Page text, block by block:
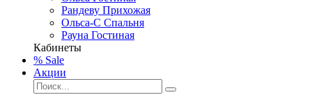
Рандеву Прихожая
Ольса-С Спальня
Рауна Гостиная
Кабинеты
% Sale
Акции